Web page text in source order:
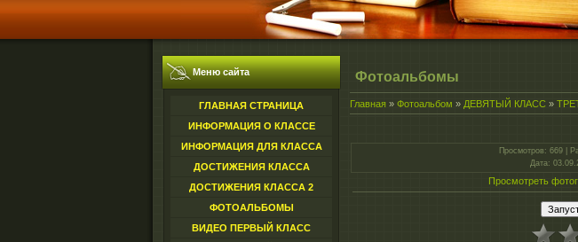
Меню сайта
ГЛАВНАЯ СТРАНИЦА
ИНФОРМАЦИЯ О КЛАССЕ
ИНФОРМАЦИЯ ДЛЯ КЛАССА
ДОСТИЖЕНИЯ КЛАССА
ДОСТИЖЕНИЯ КЛАССА 2
ФОТОАЛЬБОМЫ
ВИДЕО ПЕРВЫЙ КЛАСС
Фотоальбомы
Главная » Фотоальбом » ДЕВЯТЫЙ КЛАСС »
Просмотров: 669 |
Дата:
Просмотреть